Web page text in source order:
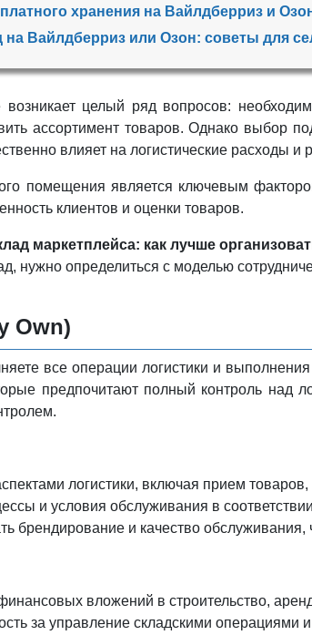
хранения на Вайлдберриз и
на Вайлдберриз или Озон: советы для
целый ряд вопросов:
ассортимент товаров. Однако выбор
влияет на логистические расходы и
помещения является ключевым
клиентов и оценки товаров.
маркетплейса: как лучше
нужно определиться с моделью
Own)
все операции логистики и
предпочитают полный контроль над
логистики, включая прием товаров,
и условия обслуживания в
брендирование и качество
вложений в строительство,
за управление складскими операциями